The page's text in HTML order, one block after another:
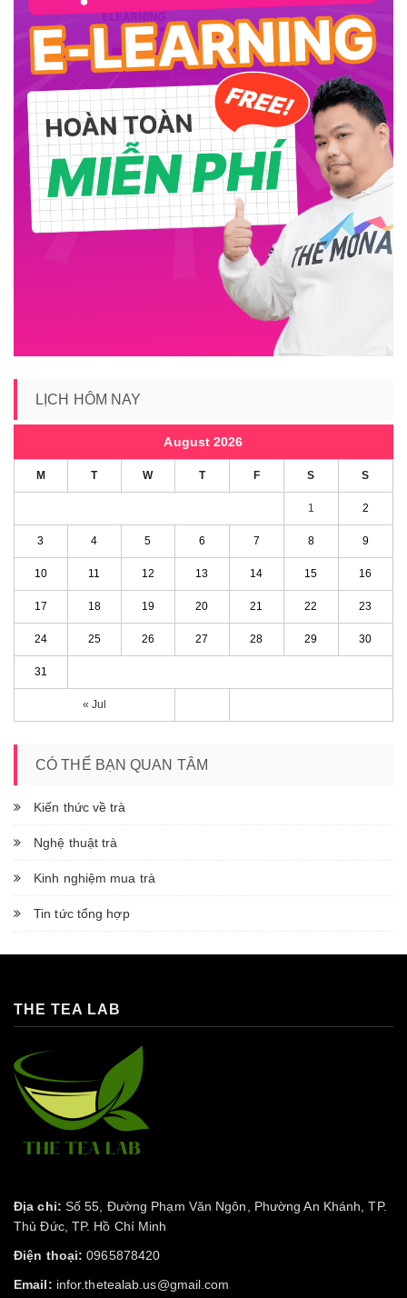
LỊCH HÔM NAY
August 2026
M T W T F S S
« Jul
1 2
3 4 5 6 7 8 9
10 11 12 13 14 15 16
17 18 19 20 21 22 23
24 25 26 27 28 29 30
31
CÓ THỂ BẠN QUAN TÂM
Kiến thức về trà
Nghệ thuật trà
Kinh nghiệm mua trà
Tin tức tổng hợp
THE TEA LAB
Địa chỉ: Số 55, Đường Phạm Văn Ngôn, Phường An Khánh, TP.
Thủ Đức, TP. Hồ Chí Minh
Điện thoại: 0965878420
Email: infor.thetealab.us@gmail.com